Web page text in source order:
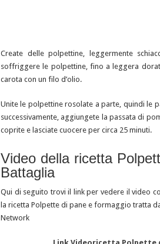
Create delle polpettine, leggermente
soffriggere le polpettine, fino a leggera
carota con un filo d’olio.
Unite le polpettine rosolate a parte, quindi le
successivamente, aggiungete la passata di
coprite e lasciate cuocere per circa 25 minuti.
Video della ricetta
Battaglia
Qui di seguito trovi il link per vedere il video
la ricetta Polpette di pane e formaggio tratta
Network